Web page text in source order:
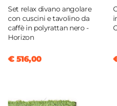
Set relax divano angolare
con cuscini e tavolino da
caffè in polyrattan nero -
Horizon
€ 516,00